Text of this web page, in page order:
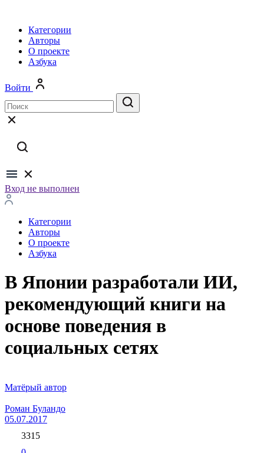
Категории
Авторы
О проекте
Азбука
Войти
Вход не выполнен
Категории
Авторы
О проекте
Азбука
В Японии разработали ИИ,
рекомендующий книги на
основе поведения в
социальных сетях
Матёрый автор
Роман Буландо
05.07.2017
3315